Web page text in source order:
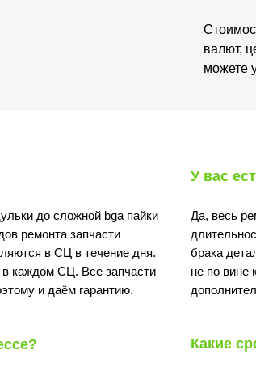
валют,
можете
до сложной bga пайки
ремонта запчасти
в СЦ в течение дня.
каждом СЦ. Все запчасти
и даём гарантию.
У вас
Да, весь
брака
не по вине
Какие